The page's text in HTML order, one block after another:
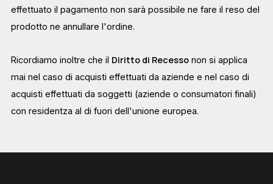
effettuato il pagamento non sarà possibile ne fare il reso del
prodotto ne annullare l'ordine.
Ricordiamo inoltre che il Diritto di Recesso non si applica
mai nel caso di acquisti effettuati da aziende e nel caso di
acquisti effettuati da soggetti (aziende o consumatori finali)
con residentza al di fuori dell'unione europea.